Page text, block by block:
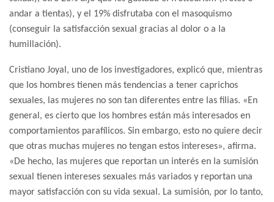
andar a tientas), y el 19% disfrutaba con el masoquismo
(conseguir la satisfacción sexual gracias al dolor o a la
humillación).
Cristiano Joyal, uno de los investigadores, explicó que, mientras
que los hombres tienen más tendencias a tener caprichos
sexuales, las mujeres no son tan diferentes entre las filias. «En
general, es cierto que los hombres están más interesados en
comportamientos parafílicos. Sin embargo, esto no quiere decir
que otras muchas mujeres no tengan estos intereses», afirma.
«De hecho, las mujeres que reportan un interés en la sumisión
sexual tienen intereses sexuales más variados y reportan una
mayor satisfacción con su vida sexual. La sumisión, por lo tanto,